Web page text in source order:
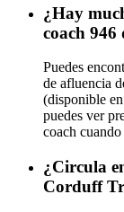
¿Hay
coach
Puedes
de afluencia
(disponible
puedes ver
coach
¿Circula
Corduff